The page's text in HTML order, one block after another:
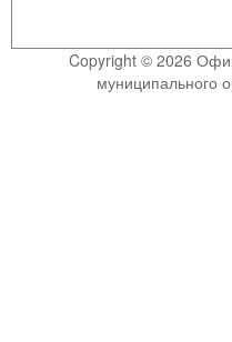
Copyright © 2026
муниципального